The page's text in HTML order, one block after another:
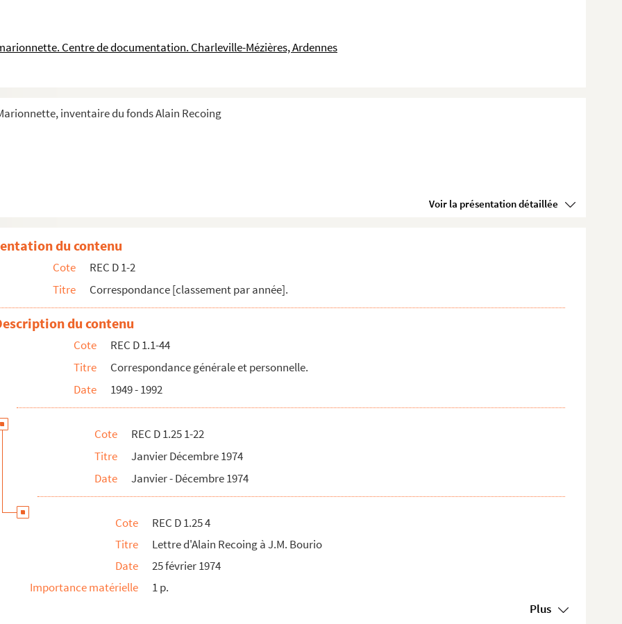
Centre de documentation. Charleville-Mézières, Ardennes
inventaire du fonds Alain Recoing
Voir la présentation détaillée
pour Alain Recoing
et J.M. Bourio
Comédie de Saint-Étienne
d'un jeu d'orge à la compagnie d'Alain Recoing
du ministère des affaires culturelles
compagnie d'Alain Recoing
avec calendrier pour une représentation au Théâtre Mécanique...
Recoing
par le théâtre Daniel Sorano
et F. Carré
Recoing
quartiers d'Ivry à Alain Recoing
Recoing
du contenu
Cote
REC D 1-2
Titre
Correspondance [classement par année].
du contenu
Cote
REC D 1.1-44
Titre
Correspondance générale et personnelle.
Date
1949 - 1992
Cote
REC D 1.25 1-22
Titre
Janvier Décembre 1974
Date
Janvier - Décembre 1974
Cote
REC D 1.25 4
Titre
Lettre d'Alain Recoing à J.M. Bourio
Date
25 février 1974
Importance matérielle
1 p.
Plus